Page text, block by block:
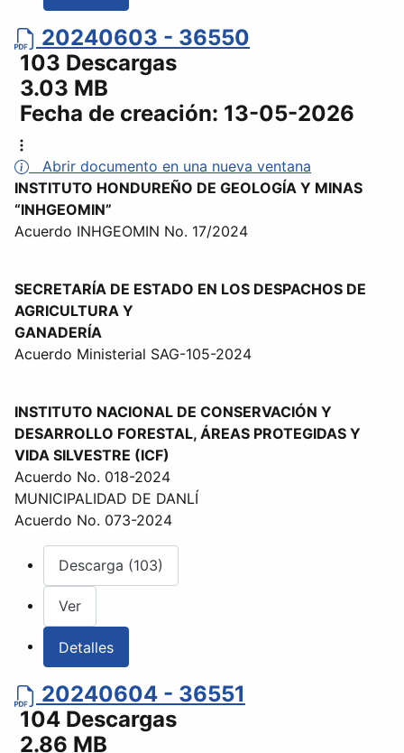
20240603 - 36550
103 Descargas
3.03 MB
Fecha de creación: 13-05-2026
Abrir documento en una nueva ventana
INSTITUTO HONDUREÑO DE GEOLOGÍA Y MINAS
“INHGEOMIN”
Acuerdo INHGEOMIN No. 17/2024
SECRETARÍA DE ESTADO EN LOS DESPACHOS DE
AGRICULTURA Y
GANADERÍA
Acuerdo Ministerial SAG-105-2024
INSTITUTO NACIONAL DE CONSERVACIÓN Y
DESARROLLO FORESTAL, ÁREAS PROTEGIDAS Y
VIDA SILVESTRE (ICF)
Acuerdo No. 018-2024
MUNICIPALIDAD DE DANLÍ
Acuerdo No. 073-2024
Descarga (103)
Ver
Detalles
20240604 - 36551
104 Descargas
2.86 MB